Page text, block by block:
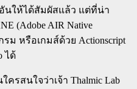
นให้ได้สัมผัสแล้ว แต่ที่น่า
(Adobe AIR Native
รม หรือเกมส์ด้วย Actionscript
ได้
รสนใจว่าเจ้า Thalmic Lab